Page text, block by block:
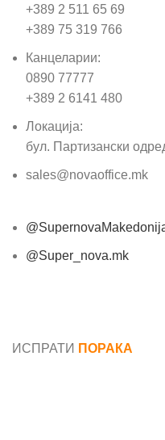
+389 2 511 65 69
+389 75 319 766
Канцеларии:
0890 77777
+389 2 6141 480
Локација:
бул. Партизански
sales@novaoffice.mk
@Super_nova.mk
ИСПРАТИ ПОРАКА